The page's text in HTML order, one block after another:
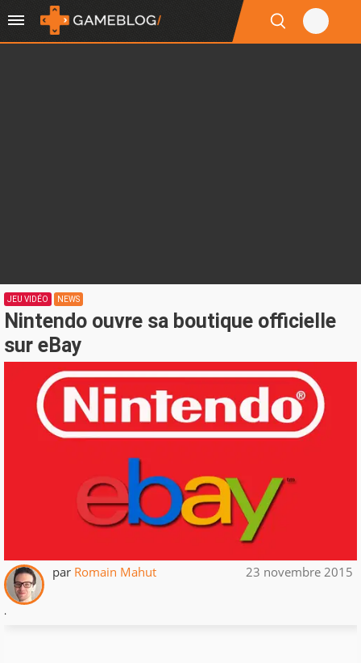
JEU VIDÉO NEWS
Nintendo ouvre sa boutique officielle
sur eBay
par Romain Mahut 23 novembre 2015
.